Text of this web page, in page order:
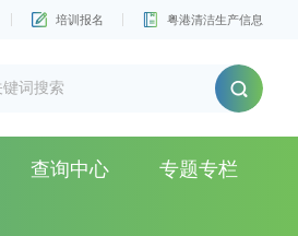
培训报名 粤港清洁生产信息
查询中心 专题专栏